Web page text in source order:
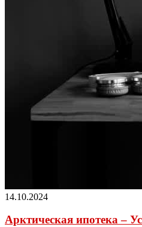
14.10.2024
Арктическая ипотека –